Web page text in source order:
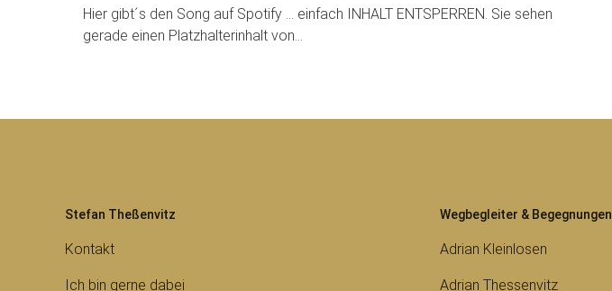
Hier gibt´s den Song auf Spotify … einfach INHALT ENTSPERREN. Sie sehen
gerade einen Platzhalterinhalt von…
Stefan Theßenvitz
Kontakt
Ich bin gerne dabei
Wegbegleiter & Begegnungen
Adrian Kleinlosen
Adrian Thessenvitz